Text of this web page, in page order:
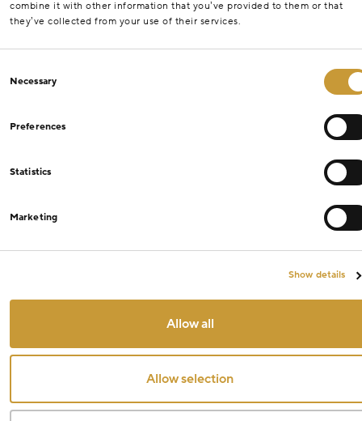
combine it with other information that you’ve provided to them or that
they’ve collected from your use of their services.
Selection
Necessary
Preferences
Statistics
Marketing
Show details
Allow all
Allow selection